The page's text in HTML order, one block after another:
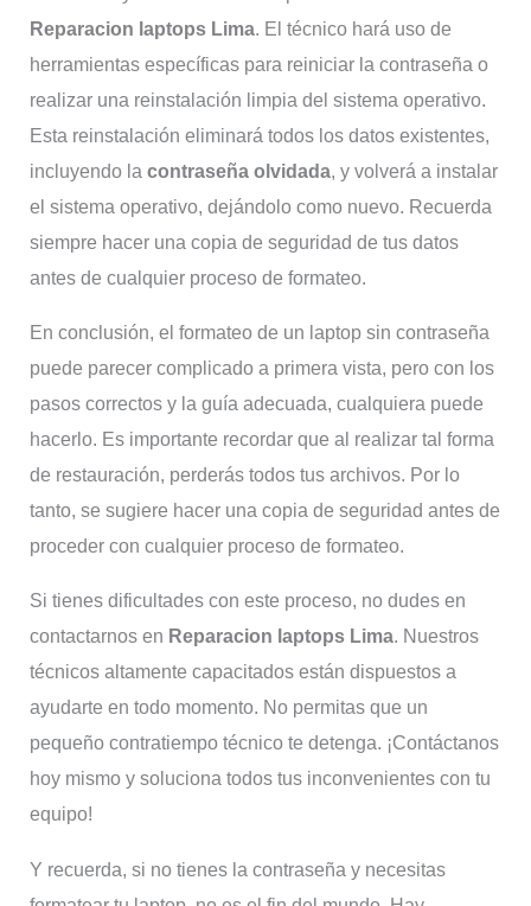
Reparacion laptops Lima . El técnico hará uso de
herramientas específicas para reiniciar la contraseña o
realizar una reinstalación limpia del sistema operativo.
Esta reinstalación eliminará todos los datos existentes,
incluyendo lacontraseña olvidada , y volverá a instalar
el sistema operativo, dejándolo como nuevo. Recuerda
siempre hacer una copia de seguridad de tus datos
antes de cualquier proceso de formateo.
En conclusión, el formateo de un laptop sin contraseña
puede parecer complicado a primera vista, pero con los
pasos correctos y la guía adecuada, cualquiera puede
hacerlo. Es importante recordar que al realizar tal forma
de restauración, perderás todos tus archivos. Por lo
tanto, se sugiere hacer una copia de seguridad antes de
proceder con cualquier proceso de formateo.
Si tienes dificultades con este proceso, no dudes en
contactarnos en Reparacion laptops Lima. Nuestros
técnicos altamente capacitados están dispuestos a
ayudarte en todo momento. No permitas que un
pequeño contratiempo técnico te detenga. ¡Contáctanos
hoy mismo y soluciona todos tus inconvenientes con tu
equipo!
Y recuerda, si no tienes la contraseña y necesitas